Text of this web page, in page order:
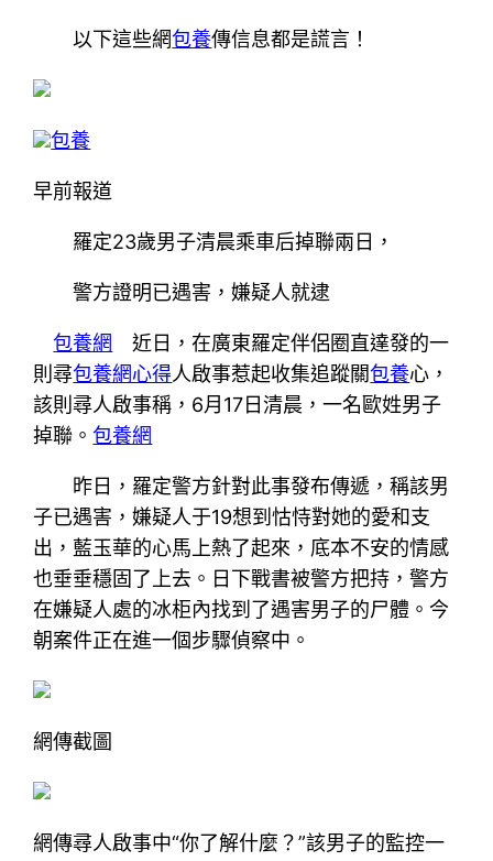
以下這些網包養傳信息都是謊言！
包養
早前報道
羅定23歲男子清晨乘車后掉聯兩日，
警方證明已遇害，嫌疑人就逮
包養網
近日，在廣東羅定伴侶圈直達發的一
則尋包養網心得人啟事惹起收集追蹤關包養心，
該則尋人啟事稱，6月17日清晨，一名歐姓男子
掉聯。包養網
昨日，羅定警方針對此事發布傳遞，稱該男
子已遇害，嫌疑人于19想到怙恃對她的愛和支
出，藍玉華的心馬上熱了起來，底本不安的情感
也垂垂穩固了上去。日下戰書被警方把持，警方
在嫌疑人處的冰柜內找到了遇害男子的尸體。今
朝案件正在進一個步驟偵察中。
網傳截圖
網傳尋人啟事中“你了解什麼？”該男子的監控一